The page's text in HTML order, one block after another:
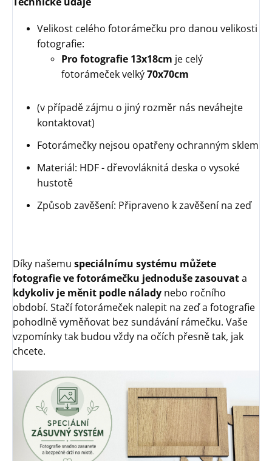
Velikost celého fotorámečku pro danou velikosti
fotografie:
Pro fotografie 13x18cm je celý
fotorámeček velký70x70cm
(v případě zájmu o jiný rozměr nás neváhejte
kontaktovat)
Fotorámečky nejsou opatřeny ochranným sklem
Materiál: HDF - dřevovláknitá deska o vysoké
hustotě
Způsob zavěšení: Připraveno k zavěšení na zeď
Díky našemu speciálnímu systému můžete
fotografie ve fotorámečku jednoduše zasouvata
kdykoliv je měnit podle nálady nebo ročního
období. Stačí fotorámeček nalepit na zeď a fotografie
pohodlně vyměňovat bez sundávání rámečku. Vaše
vzpomínky tak budou vždy na očích přesně tak, jak
chcete.